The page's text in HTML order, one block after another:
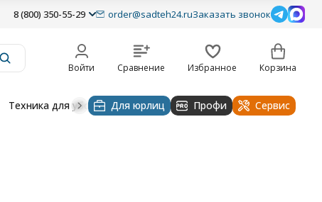
8 (800) 350-55-29 order@sadteh24.ruЗаказать звонок
Войти Сравнение Избранное Корзина
Техника для уборки Строительная техника
Для юрлиц Профи Сервис